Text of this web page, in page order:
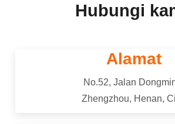
Hubungi
Alamat
No.52, Jalan
Zhengzhou, Henan,